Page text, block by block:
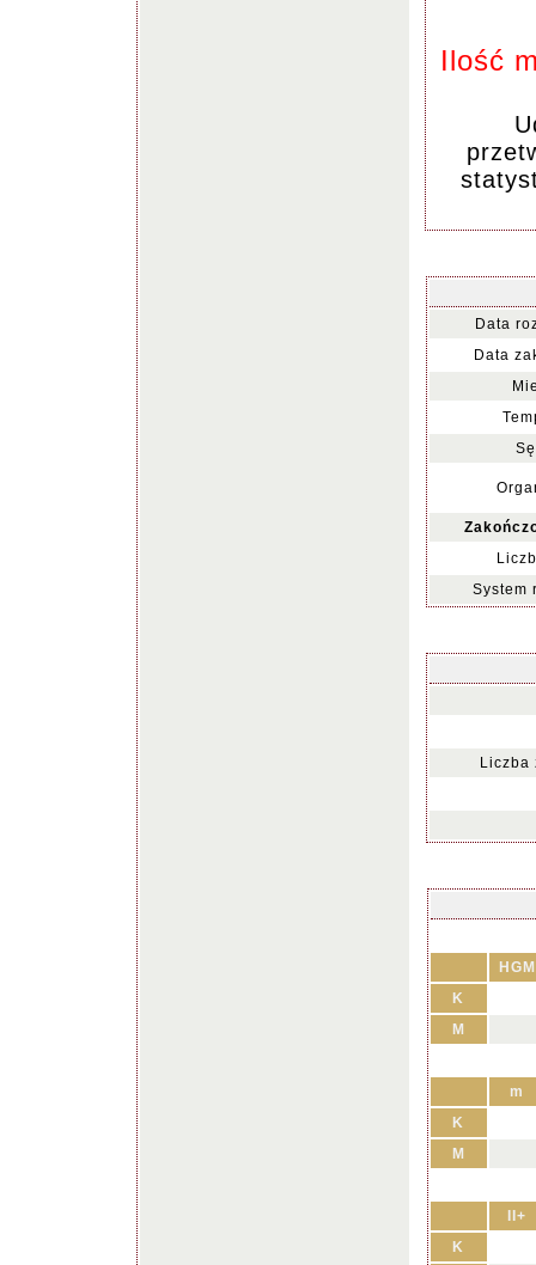
Ilość
Data
Data
System
Liczba
HGM
K
M
m
K
M
II+
K